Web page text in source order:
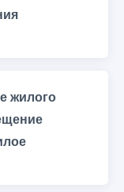
жилого